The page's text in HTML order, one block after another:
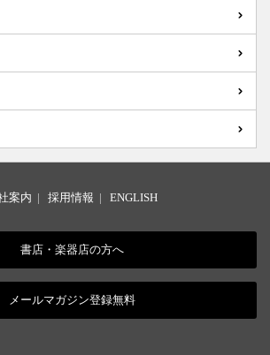
案内 | 採用情報 | ENGLISH
書店・楽器店の方へ
メールマガジン登録無料